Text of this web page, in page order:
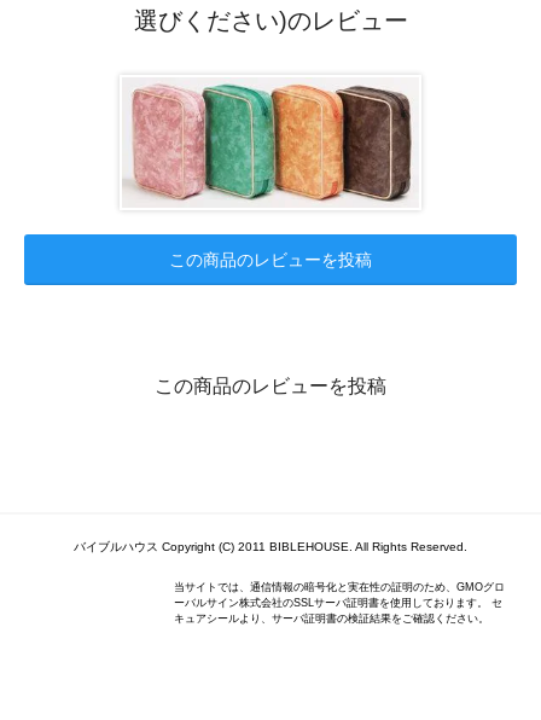
選びください)のレビュー
この商品のレビューを投稿
この商品のレビューを投稿
バイブルハウス Copyright (C) 2011 BIBLEHOUSE. All Rights Reserved.
当サイトでは、通信情報の暗号化と実在性の証明のため、GMOグロ
ーバルサイン株式会社のSSLサーバ証明書を使用しております。 セ
キュアシールより、サーバ証明書の検証結果をご確認ください。